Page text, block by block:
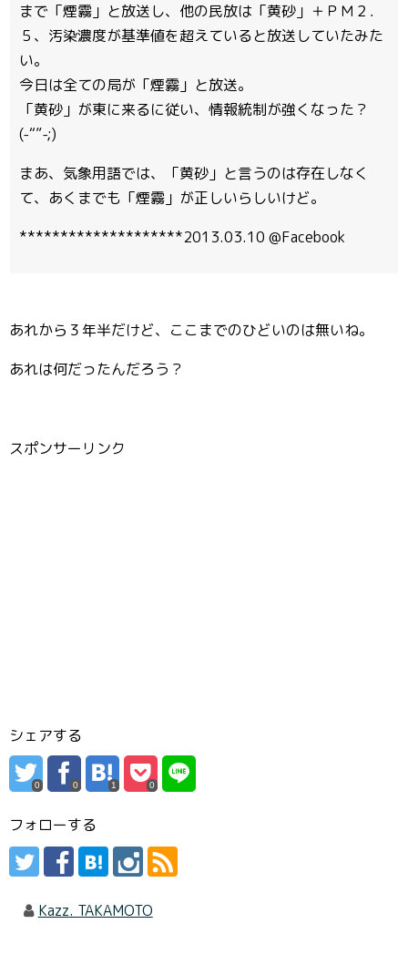
まで「煙霧」と放送し、他の民放は「黄砂」＋ＰＭ２．
５、汚染濃度が基準値を超えていると放送していたみた
い。
今日は全ての局が「煙霧」と放送。
「黄砂」が東に来るに従い、情報統制が強くなった？
(-“”-;)
まあ、気象用語では、「黄砂」と言うのは存在しなく
て、あくまでも「煙霧」が正しいらしいけど。
********************2013.03.10 @Facebook
あれから３年半だけど、ここまでのひどいのは無いね。
あれは何だったんだろう？
スポンサーリンク
シェアする
0 0 1 0
フォローする
Kazz. TAKAMOTO